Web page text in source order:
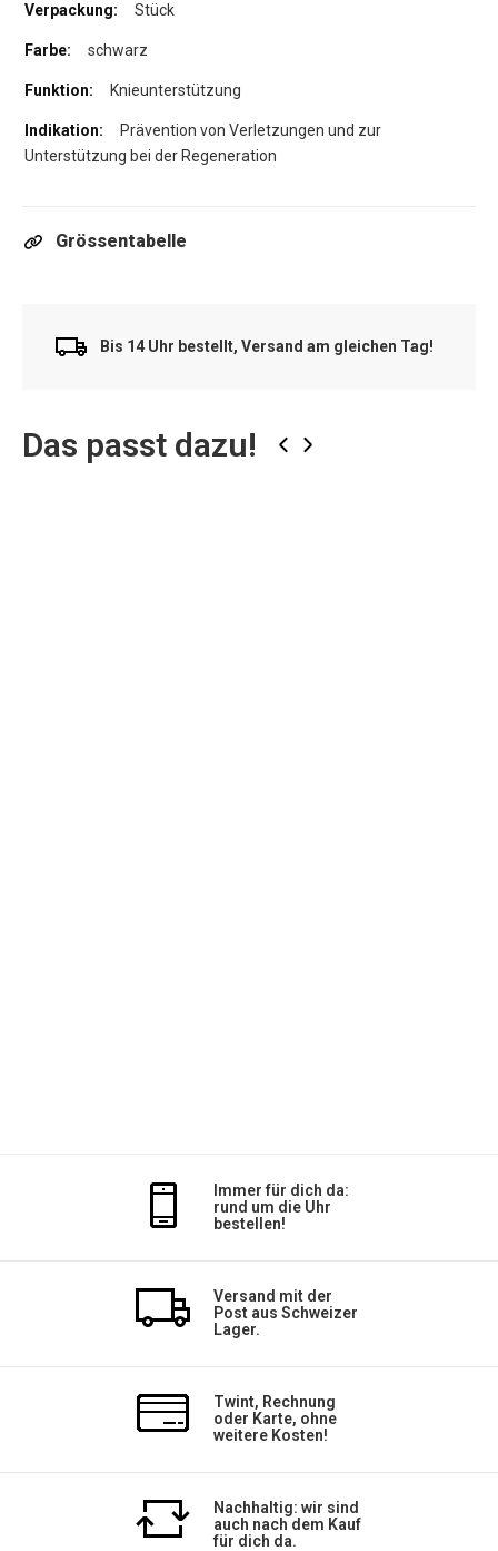
Stück
schwarz
Knieunterstützung
Prävention von Verletzungen und zur
Unterstützung bei der Regeneration
Grössentabelle
Bis 14 Uhr bestellt, Versand am gleichen Tag!
Das passt dazu! ‹ ›
Immer für dich da:
rund um die Uhr
bestellen!
Versand mit der
Post aus Schweizer
Lager.
Twint, Rechnung
oder Karte, ohne
weitere Kosten!
Nachhaltig: wir sind
auch nach dem Kauf
für dich da.